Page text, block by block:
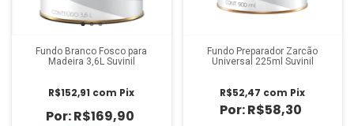
Fundo Branco Fosco para
Madeira 3,6L Suvinil
R$169,90
R$152,91 com Pix
Fundo Preparador Zarcão
Universal 225ml Suvinil
R$58,30
R$52,47 com Pix